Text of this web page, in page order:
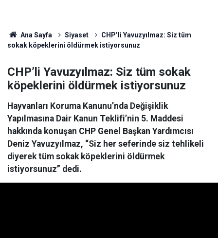
Ana Sayfa Siyaset
CHP’li Yavuzyılmaz: Siz tüm
sokak köpeklerini öldürmek istiyorsunuz
CHP’li Yavuzyılmaz: Siz tüm sokak
köpeklerini öldürmek istiyorsunuz
Hayvanları Koruma Kanunu’nda Değişiklik
Yapılmasına Dair Kanun Teklifi’nin 5. Maddesi
hakkında konuşan CHP Genel Başkan Yardımcısı
Deniz Yavuzyılmaz, “Siz her seferinde siz tehlikeli
diyerek tüm sokak köpeklerini öldürmek
istiyorsunuz” dedi.